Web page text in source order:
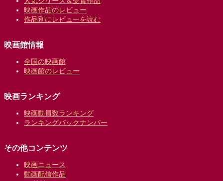
映画作品のレビュー
作品別にレビューを読む
映画館情報
全国の映画館
映画館のレビュー
映画ランキング
映画動員数ランキング
ランキングバックナンバー
その他コンテンツ
映画ニュース
動画配信作品